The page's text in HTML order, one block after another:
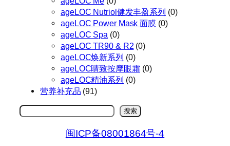
ageLOC Nutriol健发丰盈系列 (0)
ageLOC Power Mask 面膜 (0)
ageLOC Spa (0)
ageLOC TR90 & R2 (0)
ageLOC焕新系列 (0)
ageLOC睛致按摩眼霜 (0)
ageLOC精油系列 (0)
营养补充品 (91)
搜
搜索
闽ICP备08001864号-4